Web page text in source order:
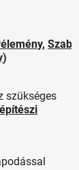
,
)
szükséges